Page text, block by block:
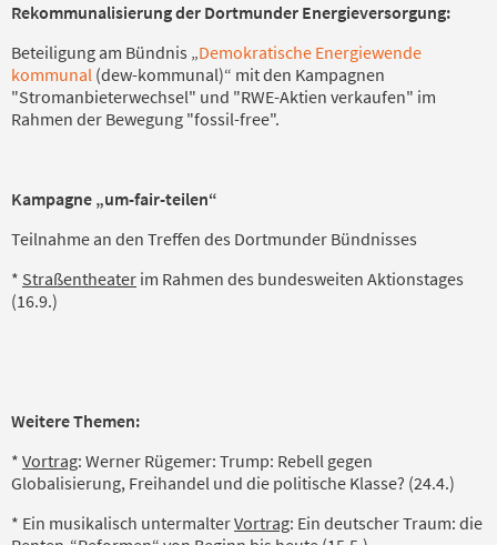
Rekommunalisierung der Dortmunder Energieversorgung:
Beteiligung am Bündnis „Demokratische Energiewende
kommunal (dew-kommunal)“ mit den Kampagnen
"Stromanbieterwechsel" und "RWE-Aktien verkaufen" im
Rahmen der Bewegung "fossil-free".
Kampagne „um-fair-teilen“
Teilnahme an den Treffen des Dortmunder Bündnisses
* Straßentheater im Rahmen des bundesweiten Aktionstages
(16.9.)
WeitereThemen:
* Vortrag: Werner Rügemer: Trump: Rebell gegen
Globalisierung, Freihandel und die politische Klasse? (24.4.)
* Ein musikalisch untermalterVortrag: Ein deutscher Traum: die